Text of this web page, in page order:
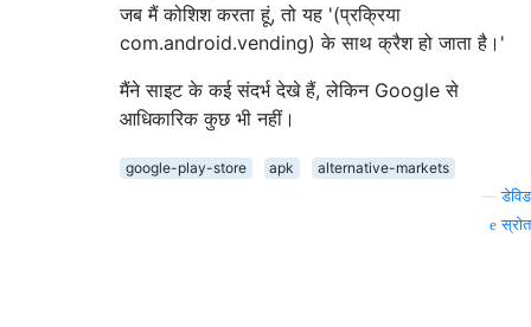
जब मैं कोशिश करता हूं, तो यह '(प्रक्रिया
com.android.vending) के साथ क्रैश हो जाता है।'
मैंने साइट के कई संदर्भ देखे हैं, लेकिन Google से
आधिकारिक कुछ भी नहीं।
google-play-store apk
alternative-markets
—डेविड
स्रोत